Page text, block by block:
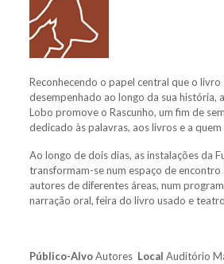
Reconhecendo o papel central que o livro
desempenhado ao longo da sua história,
Lobo promove o Rascunho, um fim de
dedicado às palavras, aos livros e a quem
Ao longo de dois dias, as instalações da
transformam-se num espaço de
autores de diferentes áreas, num
narração oral, feira do livro usado e
Público-AlvoAutores Local Auditório